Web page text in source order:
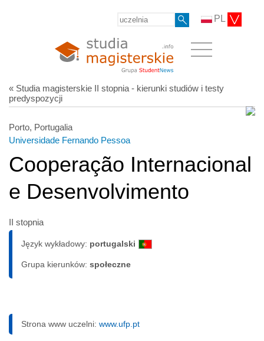
PL
« Studia magisterskie II stopnia - kierunki studiów i testy
predyspozycji
Porto, Portugalia
Universidade Fernando Pessoa
Cooperação Internacional
e Desenvolvimento
II stopnia
Język wykładowy: portugalski
Grupa kierunków: społeczne
Strona www uczelni: www.ufp.pt